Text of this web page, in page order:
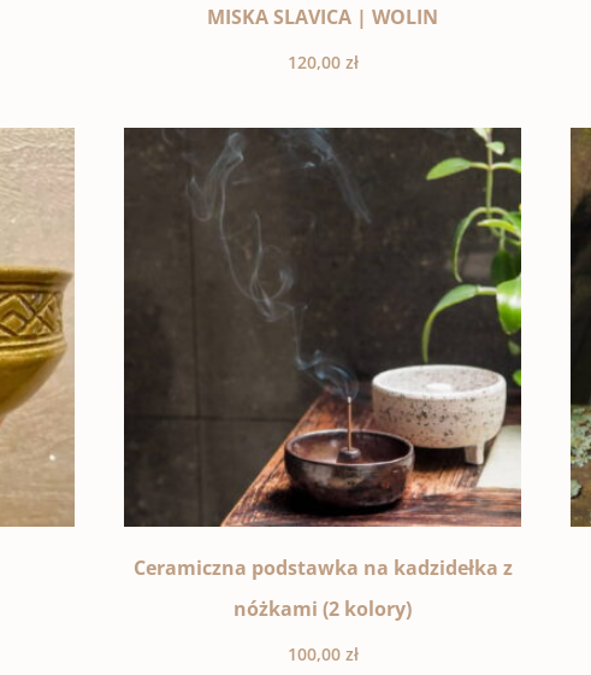
MISKA SLAVICA | WOLIN
120,00 zł
Ceramiczna podstawka na kadzidełka z
nóżkami (2 kolory)
100,00 zł